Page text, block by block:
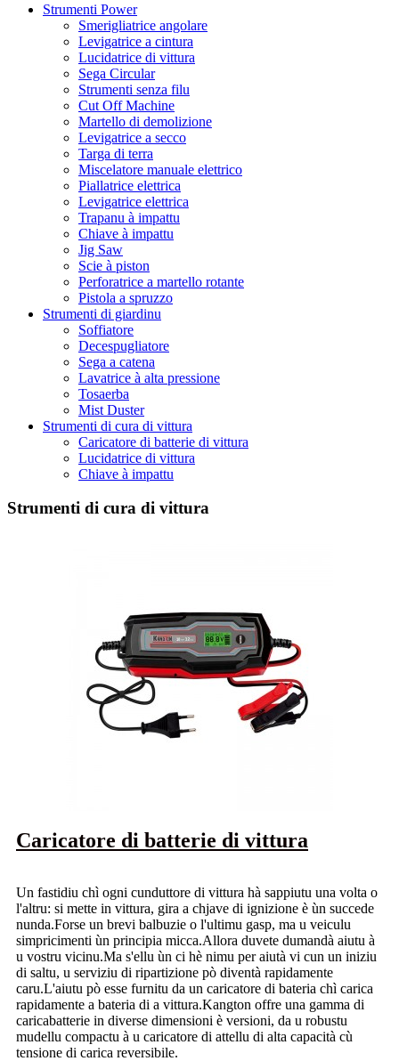
Strumenti Power
Smerigliatrice angolare
Levigatrice a cintura
Lucidatrice di vittura
Sega Circular
Strumenti senza filu
Cut Off Machine
Martello di demolizione
Levigatrice a secco
Targa di terra
Miscelatore manuale elettrico
Piallatrice elettrica
Levigatrice elettrica
Trapanu à impattu
Chiave à impattu
Jig Saw
Scie à piston
Perforatrice a martello rotante
Pistola a spruzzo
Strumenti di giardinu
Soffiatore
Decespugliatore
Sega a catena
Lavatrice à alta pressione
Tosaerba
Mist Duster
Strumenti di cura di vittura
Caricatore di batterie di vittura
Lucidatrice di vittura
Chiave à impattu
Strumenti di cura di vittura
Caricatore di batterie di vittura
Un fastidiu chì ogni cunduttore di vittura hà sappiutu una volta o
l'altru: si mette in vittura, gira a chjave di ignizione è ùn succede
nunda.Forse un brevi balbuzie o l'ultimu gasp, ma u veiculu
simpricimenti ùn principia micca.Allora duvete dumandà aiutu à
u vostru vicinu.Ma s'ellu ùn ci hè nimu per aiutà vi cun un iniziu
di saltu, u serviziu di ripartizione pò diventà rapidamente
caru.L'aiutu pò esse furnitu da un caricatore di bateria chì carica
rapidamente a bateria di a vittura.Kangton offre una gamma di
caricabatterie in diverse dimensioni è versioni, da u robustu
mudellu compactu à u caricatore di attellu di alta capacità cù
tensione di carica reversibile.